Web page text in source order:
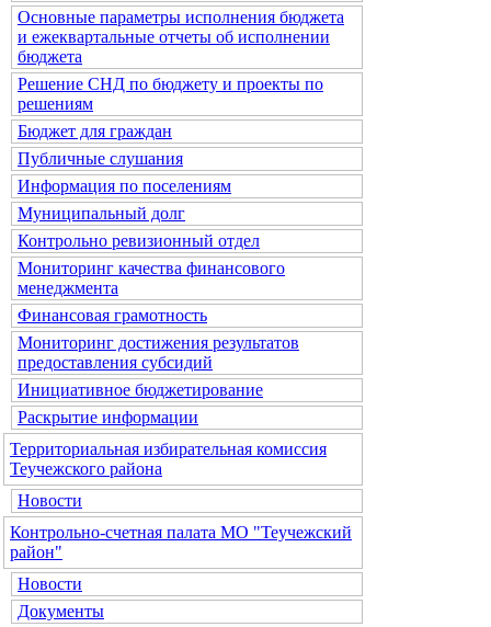
Основные параметры исполнения бюджета
и ежеквартальные отчеты об исполнении
бюджета
Решение СНД по бюджету и проекты по
решениям
Бюджет для граждан
Публичные слушания
Информация по поселениям
Муниципальный долг
Контрольно ревизионный отдел
Мониторинг качества финансового
менеджмента
Финансовая грамотность
Мониторинг достижения результатов
предоставления субсидий
Инициативное бюджетирование
Раскрытие информации
Территориальная избирательная комиссия
Теучежского района
Новости
Контрольно-счетная палата МО "Теучежский
район"
Новости
Документы